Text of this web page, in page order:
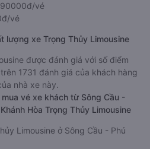
vé
vé
lượng xe Trọng Thủy Limousine
được đánh giá với số điểm
1731 đánh giá của khách hàng
nhà xe này.
vé xe khách từ Sông Cầu -
Hòa Trọng Thủy Limousine
Limousine ở Sông Cầu - Phú